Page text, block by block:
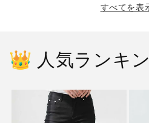
すべてを表
👑 人気ランキ